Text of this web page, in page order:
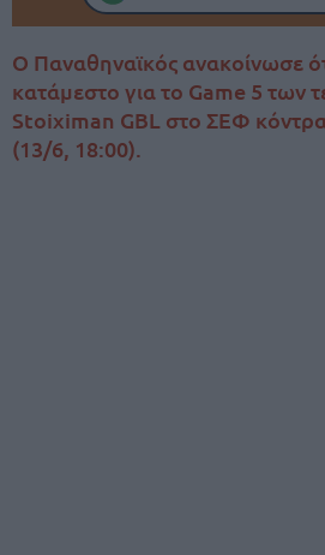
Ο Παναθηναϊκός ανακοίνωσε
κατάμεστο για το Game 5 των
Stoiximan GBL στο ΣΕΦ
(13/6, 18:00).